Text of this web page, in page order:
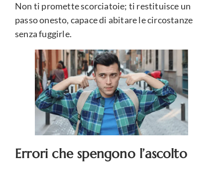
Non ti promette scorciatoie; ti restituisce un
passo onesto, capace di abitare le circostanze
senza fuggirle.
Errori che spengono l’ascolto